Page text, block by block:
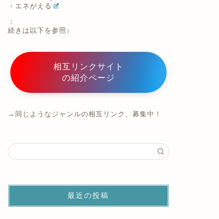
・エネがえる
：
続きは以下を参照↓
相互リンクサイト
の紹介ページ
→同じようなジャンルの相互リンク、募集中！
最近の投稿